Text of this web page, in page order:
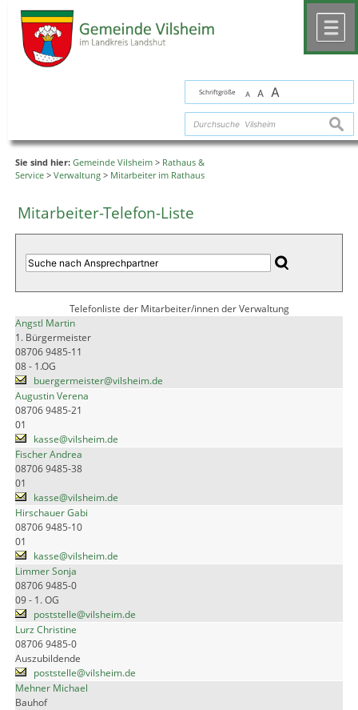
Schriftgröße A A A
Sie sind hier: Gemeinde Vilsheim > Rathaus &
Service > Verwaltung > Mitarbeiter im Rathaus
Mitarbeiter-Telefon-Liste
Telefonliste der Mitarbeiter/innen der Verwaltung
Angstl Martin
1. Bürgermeister
08706 9485-11
08 - 1.OG
buergermeister@vilsheim.de
Augustin Verena
08706 9485-21
01
kasse@vilsheim.de
Fischer Andrea
08706 9485-38
01
kasse@vilsheim.de
Hirschauer Gabi
08706 9485-10
01
kasse@vilsheim.de
Limmer Sonja
08706 9485-0
09 - 1. OG
poststelle@vilsheim.de
Lurz Christine
08706 9485-0
Auszubildende
poststelle@vilsheim.de
Mehner Michael
Bauhof